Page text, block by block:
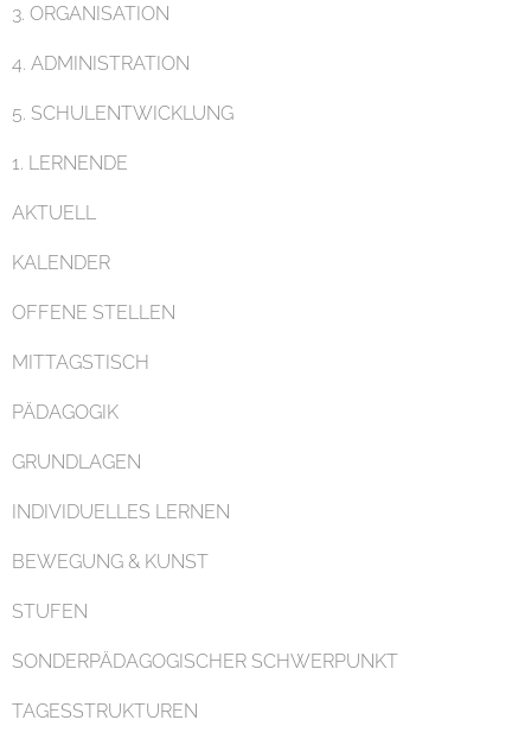
3. ORGANISATION
4. ADMINISTRATION
5. SCHULENTWICKLUNG
1. LERNENDE
AKTUELL
KALENDER
OFFENE STELLEN
MITTAGSTISCH
PÄDAGOGIK
GRUNDLAGEN
INDIVIDUELLES LERNEN
BEWEGUNG & KUNST
STUFEN
SONDERPÄDAGOGISCHER SCHWERPUNKT
TAGESSTRUKTUREN